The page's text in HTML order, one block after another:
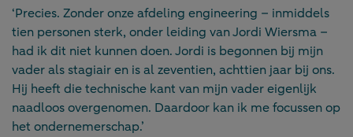
‘Precies. Zonder onze afdeling engineering – inmiddels
tien personen sterk, onder leiding van Jordi Wiersma –
had ik dit niet kunnen doen. Jordi is begonnen bij mijn
vader als stagiair en is al zeventien, achttien jaar bij ons.
Hij heeft die technische kant van mijn vader eigenlijk
naadloos overgenomen. Daardoor kan ik me focussen op
het ondernemerschap.’